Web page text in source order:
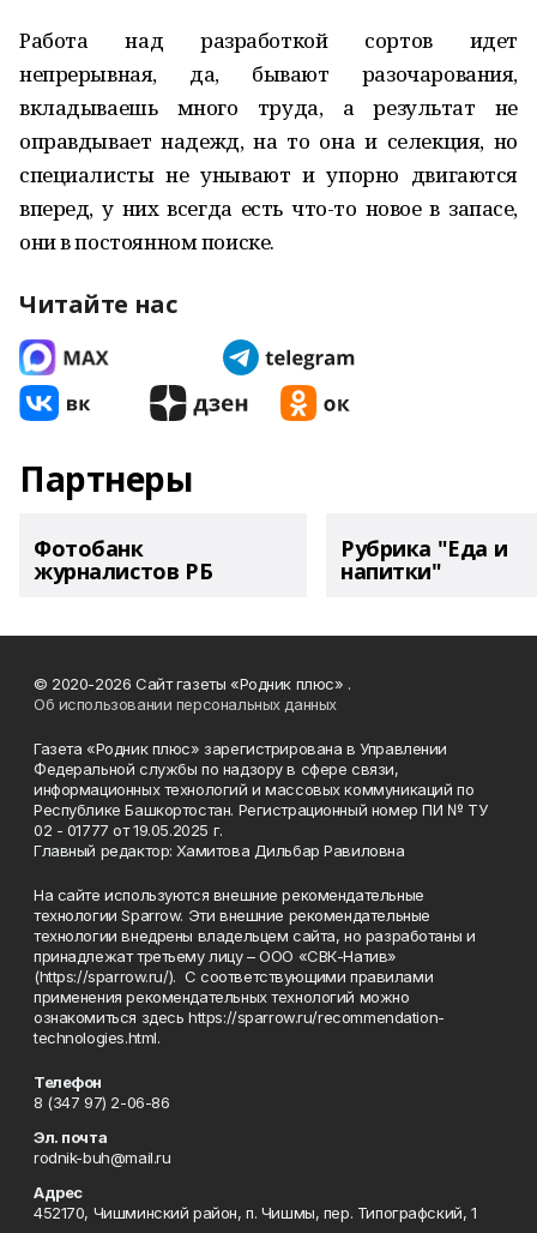
Работа над разработкой сортов идет
непрерывная, да, бывают разочарования,
вкладываешь много труда, а результат не
оправдывает надежд, на то она и селекция, но
специалисты не унывают и упорно двигаются
вперед, у них всегда есть что-то новое в запасе,
они в постоянном поиске.
Читайте нас
Партнеры
Фотобанк
журналистов РБ
Рубрика "Еда и
напитки"
© 2020-2026 Сайт газеты «Родник плюс» .
Об использовании персональных данных
Газета «Родник плюс» зарегистрирована в Управлении
Федеральной службы по надзору в сфере связи,
информационных технологий и массовых коммуникаций по
Республике Башкортостан. Регистрационный номер ПИ № ТУ
02 - 01777 от 19.05.2025 г.
Главный редактор: Хамитова Дильбар Равиловна
На сайте используются внешние рекомендательные
технологии Sparrow. Эти внешние рекомендательные
технологии внедрены владельцем сайта, но разработаны и
принадлежат третьему лицу – ООО «СВК-Натив»
(https://sparrow.ru/). С соответствующими правилами
применения рекомендательных технологий можно
ознакомиться здесь https://sparrow.ru/recommendation-
technologies.html.
Телефон
8 (347 97) 2-06-86
Эл. почта
rodnik-buh@mail.ru
Адрес
452170, Чишминский район, п. Чишмы, пер. Типографский, 1